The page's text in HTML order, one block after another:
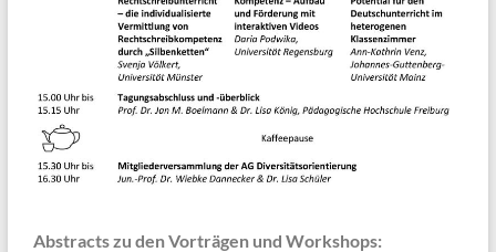
Abstracts zu den Vorträgen und Workshops: